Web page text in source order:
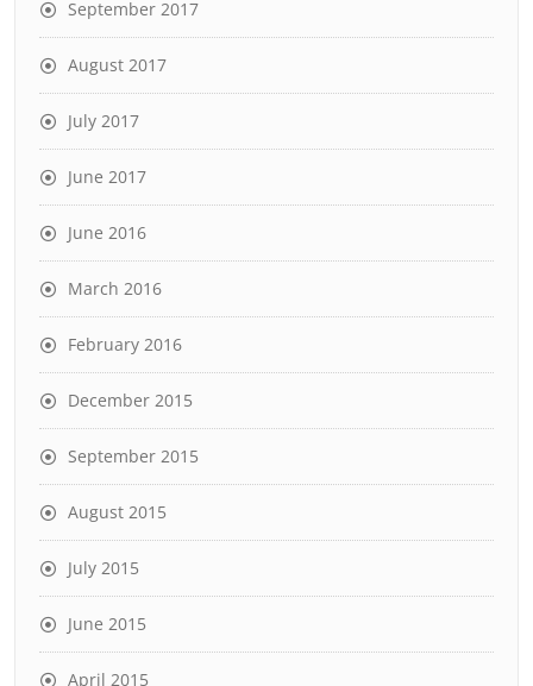
September 2017
August 2017
July 2017
June 2017
June 2016
March 2016
February 2016
December 2015
September 2015
August 2015
July 2015
June 2015
April 2015